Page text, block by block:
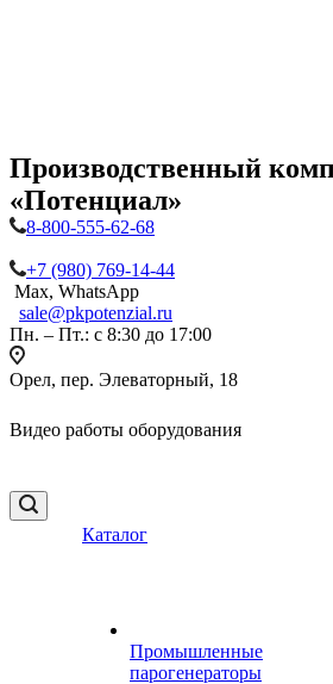
Производственный
«Потенциал»
8-800-555-62-68
+7 (980) 769-14-44
Max, WhatsApp
sale@pkpotenzial.ru
Пн. – Пт.: с 8:30 до 17:00
Орел, пер. Элеваторный, 18
Видео работы оборудования
Каталог
Промышленные
парогенераторы